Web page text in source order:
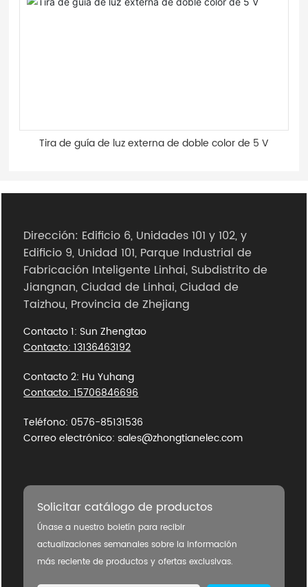
Tira de guía de luz externa de doble color de 5 V
Dirección: Edificio 6, Unidades 101 y 102, y
Edificio 9, Unidad 101, Parque Industrial de
Fabricación Inteligente Linhai, Subdistrito de
Jiangnan, Ciudad de Linhai, Ciudad de
Taizhou, Provincia de Zhejiang
Contacto 1: Sun Zhengtao
Contacto: 13136463192
Contacto 2: Hu Yuhang
Contacto: 15706846696
Teléfono: 0576-85131536
Correo electrónico: sales@zhongtianelec.com
Solicitar catálogo de productos
Únase a nuestro boletín para recibir
actualizaciones semanales sobre la información
más reciente de productos y ofertas exclusivas.